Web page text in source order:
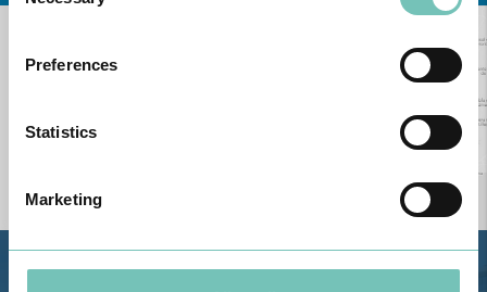
Preferences
Statistics
Marketing